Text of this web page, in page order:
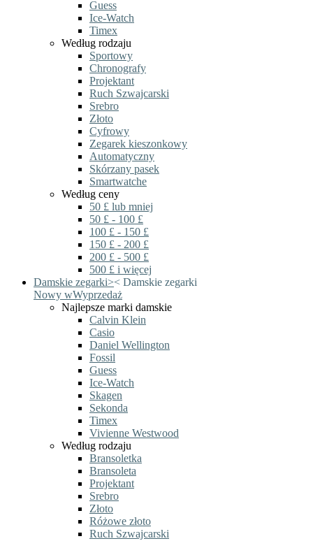
Guess
Ice-Watch
Timex
Według rodzaju
Sportowy
Chronografy
Projektant
Ruch Szwajcarski
Srebro
Złoto
Cyfrowy
Zegarek kieszonkowy
Automatyczny
Skórzany pasek
Smartwatche
Według ceny
50 £ lub mniej
50 £ - 100 £
100 £ - 150 £
150 £ - 200 £
200 £ - 500 £
500 £ i więcej
Damskie zegarki>< Damskie zegarki
Nowy wWyprzedaż
Najlepsze marki damskie
Calvin Klein
Casio
Daniel Wellington
Fossil
Guess
Ice-Watch
Skagen
Sekonda
Timex
Vivienne Westwood
Według rodzaju
Bransoletka
Bransoleta
Projektant
Srebro
Złoto
Różowe złoto
Ruch Szwajcarski